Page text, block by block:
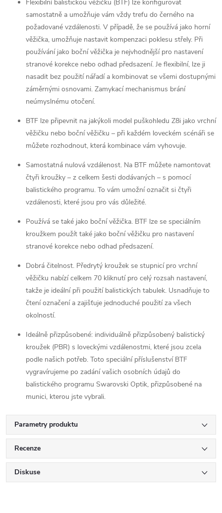
Flexibilní balistickou věžičku (BTF) lze konfigurovat
samostatně a umožňuje vám vždy trefu do černého na
požadované vzdálenosti. V případě, že se používá jako horní
věžička, umožňuje nastavit kompenzaci poklesu střely. Při
používání jako boční věžička je nejvhodnější pro nastavení
stranové korekce nebo odhad předsazení. Je flexibilní, lze ji
nasadit bez použití nářadí a kombinovat se všemi dostupnými
záměrnými osnovami. Zamykací mechanismus brání
neúmyslnému otočení.
BTF lze připevnit na jakýkoli model puškohledu Z8i jako vrchní
věžičku nebo boční věžičku – při každém loveckém scénáři se
můžete rozhodnout, která kombinace vám vyhovuje.
Samostatná nulová vzdálenost. Na BTF můžete namontovat
čtyři kroužky – z celkem šesti dodávaných – s pomocí
balistického programu. To vám umožní označit si čtyři
vzdálenosti, které jsou pro vás důležité.
Používá se také jako boční věžička. BTF lze se speciálním
kroužkem použít také jako boční věžičku pro nastavení
stranové korekce nebo odhad předsazení.
Dobrá čitelnost. Předrytý kroužek se stupnicí pro vrchní
věžičku nabízí celkem 70 kliknutí pro celý rozsah nastavení,
takže je ideální při použití balistických tabulek. Usnadňuje to
čtení označení a zajišťuje jednoduché použití za všech
okolností.
Ideálně přizpůsobené: individuálně přizpůsobený balistický
kroužek (PBR) s loveckými vzdálenostmi, které jsou zcela
podle našich potřeb. Toto speciální příslušenství BTF
vygravírujeme po zadání vašich osobních údajů do
balistického programu Swarovski Optik, přizpůsobené na
munici, kterou jste vybrali.
Parametry produktu
Recenze
Diskuse